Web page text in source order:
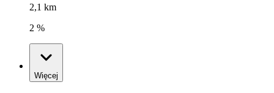
2,1 km
2 %
Więcej